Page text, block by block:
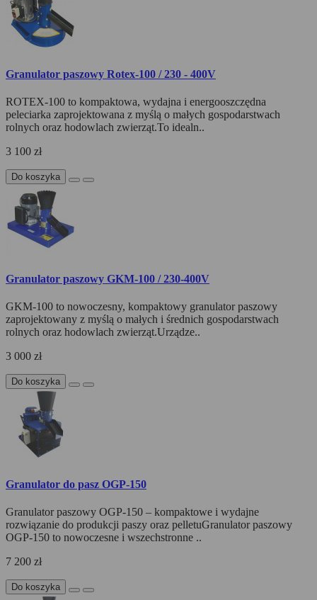
Granulator paszowy Rotex-100 / 230 - 400V
ROTEX-100 to kompaktowa, wydajna i energooszczędna
peleciarka zaprojektowana z myślą o małych gospodarstwach
rolnych oraz hodowlach zwierząt.To idealn..
3 100 zł
Do koszyka
Granulator paszowy GKM-100 / 230-400V
GKM-100 to nowoczesny, kompaktowy granulator paszowy
zaprojektowany z myślą o małych i średnich gospodarstwach
rolnych oraz hodowlach zwierząt.Urządze..
3 000 zł
Do koszyka
Granulator do pasz OGP-150
Granulator paszowy OGP-150 – kompaktowe i wydajne
rozwiązanie do produkcji paszy oraz pelletuGranulator paszowy
OGP-150 to nowoczesne i wszechstronne ..
7 200 zł
Do koszyka